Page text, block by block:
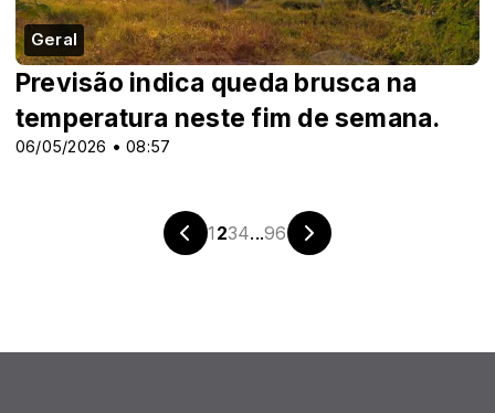
Geral
06/05/2026 • 08:57
Previsão indica queda brusca na
temperatura neste fim de semana.
1 234...96